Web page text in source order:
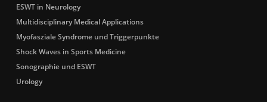
ESWT in Neurology
Multidisciplinary Medical Applications
Myofasziale Syndrome und Triggerpunkte
Shock Waves in Sports Medicine
Sonographie und ESWT
Urology